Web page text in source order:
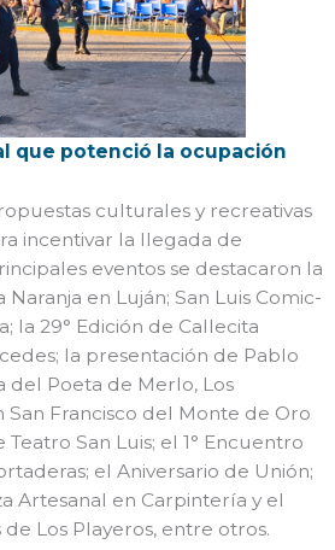
que potenció la ocupación
culturales y recreativas
incentivar la llegada de
eventos se destacaron la
Naranja en Luján; San Luis Comic-
la 29° Edición de Callecita
la presentación de Pablo
del Poeta de Merlo, Los
San Francisco del Monte de Oro
Teatro San Luis; el 1° Encuentro
el Aniversario de Unión;
Artesanal en Carpintería y el
Los Playeros, entre otros.